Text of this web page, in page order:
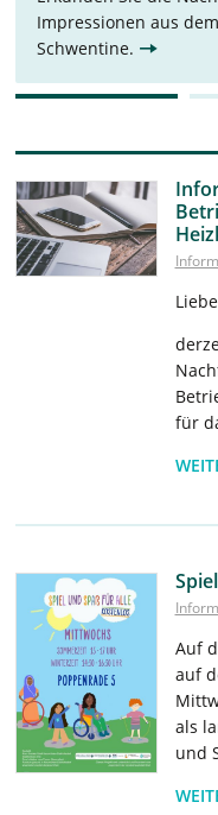
Impressionen aus
Schwentine.
für
Auf
auf
als
und